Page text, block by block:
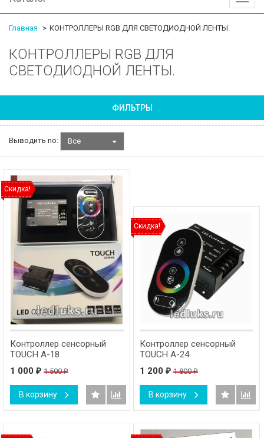
Главная КОНТРОЛЛЕРЫ RGB ДЛЯ СВЕТОДИОДНОЙ ЛЕНТЫ.
КОНТРОЛЛЕРЫ RGB ДЛЯ
СВЕТОДИОДНОЙ ЛЕНТЫ.
ФИЛЬТРЫ
Выводить по: Все
Скидка!
Контроллер сенсорный
TOUCH A-18
1 000 ₽ 1 500₽
В корзину
Скидка!
Контроллер сенсорный
TOUCH A-24
1 200 ₽ 1 800₽
В корзину